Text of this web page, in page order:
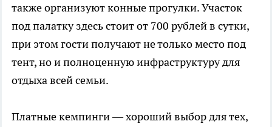
также организуют конные прогулки. Участок
под палатку здесь стоит от 700 рублей в сутки,
при этом гости получают не только место под
тент, но и полноценную инфраструктуру для
отдыха всей семьи.
Платные кемпинги — хороший выбор для тех,